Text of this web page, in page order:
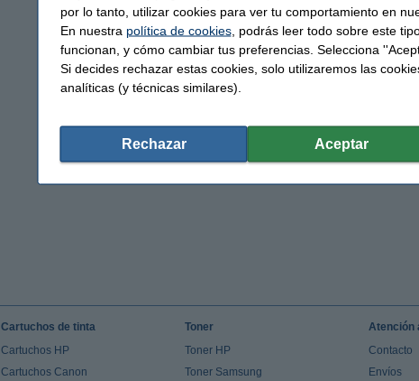
Cartuchos de tinta
Cartuchos HP
Cartuchos Canon
Toner
Toner HP
Toner Samsung
Atención
Contacto
Envíos
por lo tanto, utilizar cookies para ver tu comportamiento en
En nuestra política de cookies, podrás leer todo sobre este
funcionan, y cómo cambiar tus preferencias. Selecciona
Si decides rechazar estas cookies, solo utilizaremos las
analíticas (y técnicas similares).
Rechazar Aceptar